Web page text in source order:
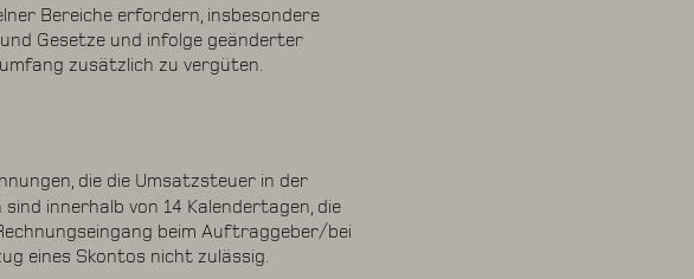
Bereiche erfordern, insbesondere
Gesetze und infolge geänderter
zusätzlich zu vergüten.
die die Umsatzsteuer in der
innerhalb von 14 Kalendertagen, die
beim Auftraggeber/bei
eines Skontos nicht zulässig.